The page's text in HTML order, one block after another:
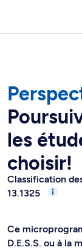
les
choisir!
Classification
13.1325
Ce
D.E.S.S. ou à la